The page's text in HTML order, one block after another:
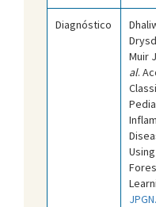
Diagnóstico
Muir
al.